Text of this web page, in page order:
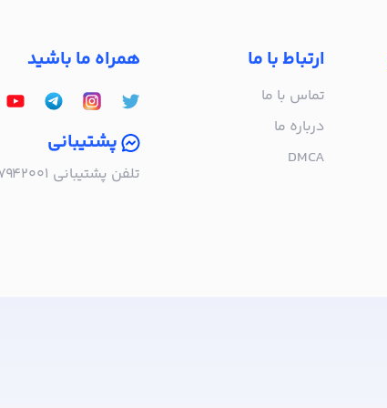
ارتباط با ما
تماس با ما
درباره‌ ما
DMCA
همراه ما باشید
پشتیبانی
تلفن پشتیبانی ۰۲۱۵۷۹۴۲۰۰۱ | به صورت تلفنی پاسخگوی شما هستیم!